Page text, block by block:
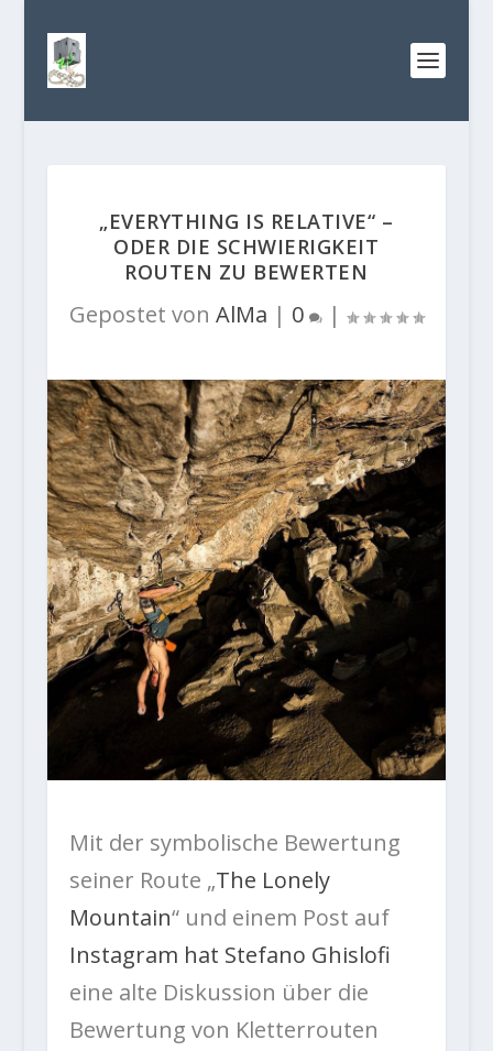
„EVERYTHING IS RELATIVE“ –
ODER DIE SCHWIERIGKEIT
ROUTEN ZU BEWERTEN
Gepostet von AlMa | 0 |
Mit der symbolische Bewertung
seiner Route „The Lonely
Mountain“ und einem Post auf
Instagram hat Stefano Ghislofi
eine alte Diskussion über die
Bewertung von Kletterrouten